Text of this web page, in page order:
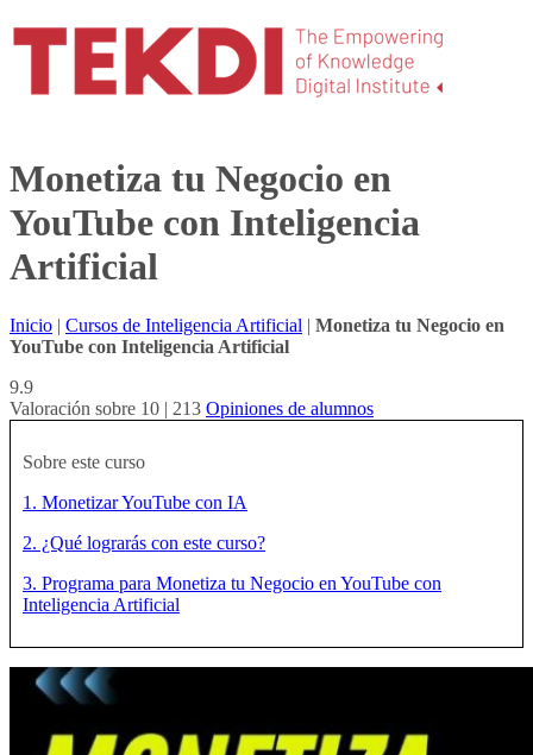
Monetiza tu Negocio en
YouTube con Inteligencia
Artificial
Inicio | Cursos de Inteligencia Artificial | Monetiza tu Negocio en
YouTube con Inteligencia Artificial
9.9
Valoración sobre 10 | 213 Opiniones de alumnos
Sobre este curso
1. Monetizar YouTube con IA
2. ¿Qué lograrás con este curso?
3. Programa para Monetiza tu Negocio en YouTube con
Inteligencia Artificial